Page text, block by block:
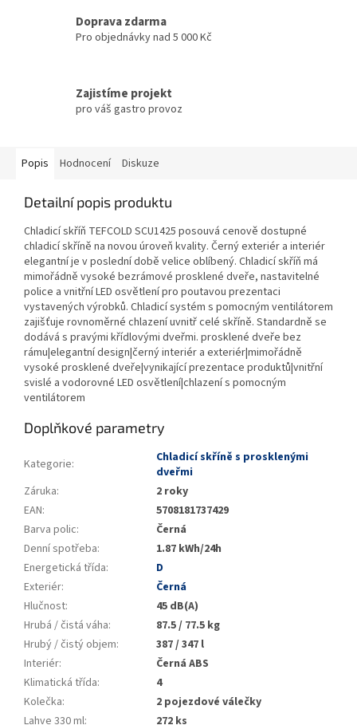
Doprava zdarma
Pro objednávky nad 5 000 Kč
Zajistíme projekt
pro váš gastro provoz
Popis Hodnocení Diskuze
Detailní popis produktu
Chladicí skříň TEFCOLD SCU1425 posouvá cenově dostupné
chladicí skříně na novou úroveň kvality. Černý exteriér a interiér
elegantní je v poslední době velice oblíbený. Chladicí skříň má
mimořádně vysoké bezrámové prosklené dveře, nastavitelné
police a vnitřní LED osvětlení pro poutavou prezentaci
vystavených výrobků. Chladicí systém s pomocným ventilátorem
zajišťuje rovnoměrné chlazení uvnitř celé skříně. Standardně se
dodává s pravými křídlovými dveřmi. prosklené dveře bez
rámu|elegantní design|černý interiér a exteriér|mimořádně
vysoké prosklené dveře|vynikající prezentace produktů|vnitřní
svislé a vodorovné LED osvětlení|chlazení s pomocným
ventilátorem
Doplňkové parametry
Kategorie:
Chladicí skříně s prosklenými
dveřmi
Záruka:
2 roky
EAN:
5708181737429
Barva polic:
Černá
Denní spotřeba:
1.87 kWh/24h
Energetická třída:
D
Exteriér:
Černá
Hlučnost:
45 dB(A)
Hrubá / čistá váha:
87.5 / 77.5 kg
Hrubý / čistý objem:
387 / 347 l
Interiér:
Černá ABS
Klimatická třída:
4
Kolečka:
2 pojezdové válečky
Lahve 330 ml: 272 ks